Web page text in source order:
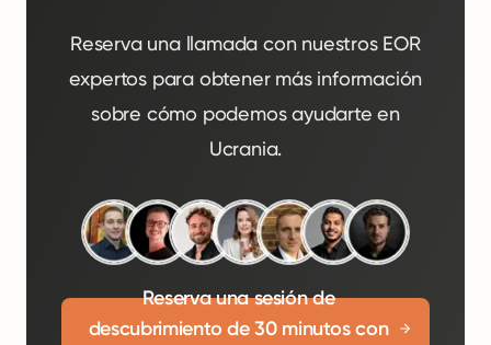
Reserva una llamada con nuestros EOR
expertos para obtener más información
sobre cómo podemos ayudarte en
Ucrania.
Reserva una sesión de
descubrimiento de 30 minutos con